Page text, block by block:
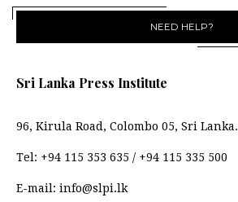
NEED HELP?
Sri Lanka Press Institute
96, Kirula Road, Colombo 05, Sri Lanka.
Tel: +94 115 353 635 / +94 115 335 500
E-mail: info@slpi.lk